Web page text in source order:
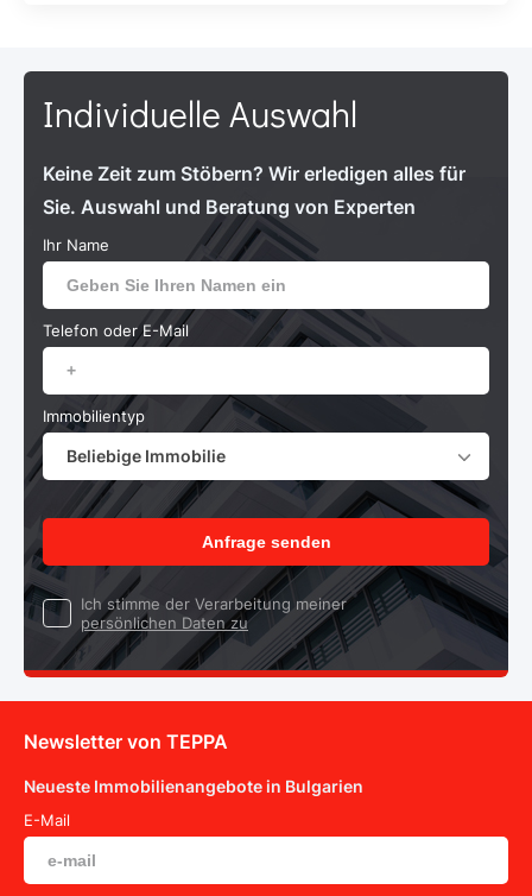
Individuelle Auswahl
Keine Zeit zum Stöbern? Wir erledigen alles für
Sie. Auswahl und Beratung von Experten
Ihr Name
Telefon oder E-Mail
Immobilientyp
Beliebige Immobilie
Anfrage senden
Ich stimme der Verarbeitung meiner
persönlichen Daten zu
Newsletter von TEPPA
Neueste Immobilienangebote in Bulgarien
E-Mail